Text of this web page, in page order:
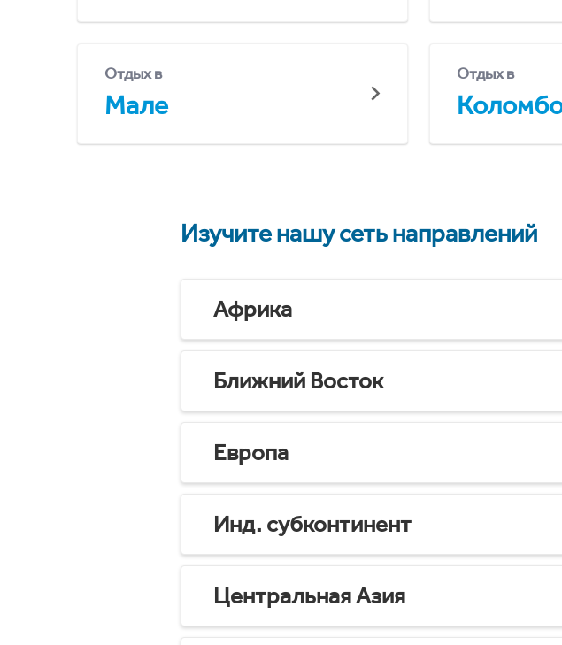
Отдых в
Мале
Отдых в
Изучите нашу сеть направлений
Африка
Ближний Восток
Европа
Инд. субконтинент
Центральная Азия